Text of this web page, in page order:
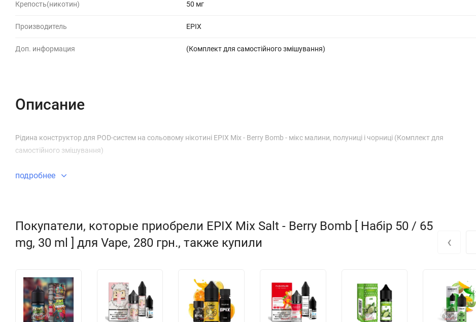
Крепость(никотин) 50 мг
Производитель EPIX
Доп. информация (Комплект для самостійного змішування)
Описание
Рідина конструктор для POD-систем на сольовому нікотині EPIX Mix - Berry Bomb - мікс малини, полуниці і чорниці (Комплект для
самостійного змішування)
подробнее
Покупатели, которые приобрели EPIX Mix Salt - Berry Bomb [ Набір 50 / 65
mg, 30 ml ] для Vape, 280 грн., также купили
‹